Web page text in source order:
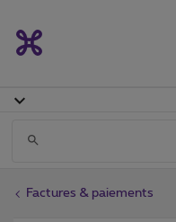
Factures & paiements